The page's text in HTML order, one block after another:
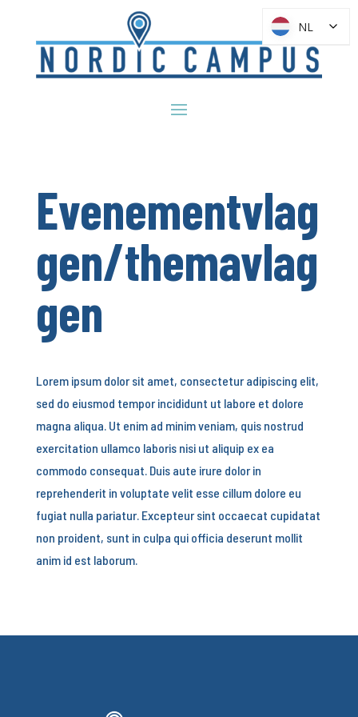
Evenementvlag
gen/themavlag
gen
Lorem ipsum dolor sit amet, consectetur adipiscing elit,
sed do eiusmod tempor incididunt ut labore et dolore
magna aliqua. Ut enim ad minim veniam, quis nostrud
exercitation ullamco laboris nisi ut aliquip ex ea
commodo consequat. Duis aute irure dolor in
reprehenderit in voluptate velit esse cillum dolore eu
fugiat nulla pariatur. Excepteur sint occaecat cupidatat
non proident, sunt in culpa qui officia deserunt mollit
anim id est laborum.
NL
NL